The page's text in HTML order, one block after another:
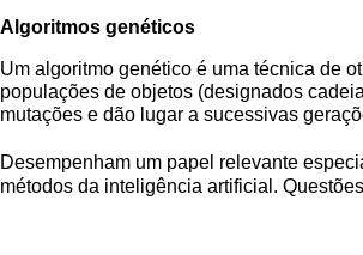
Algoritmos genéticos
Um algoritmo genético é uma técnica de
populações de objetos (designados
mutações e dão lugar a sucessivas
Desempenham um papel relevante
métodos da inteligência artificial.